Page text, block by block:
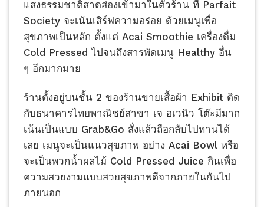
แสงธรรมชาติสาดส่องเข้ามาในตัวร้าน ที่ Parfait
Society จะเน้นเสิร์ฟความอร่อย ด้วยเมนูเพื่อ
สุขภาพเป็นหลัก ตั้งแต่ Acai Smoothie เครื่องดื่ม
Cold Pressed ไปจนถึงสารพัดเมนู Healthy อื่น
ๆ อีกมากมาย
ร้านตั้งอยู่บนชั้น 2 ของร้านขายเสื้อผ้า Exhibit ติด
กับธนาคารไทยพาณิชย์สาขา เจ อเวนิว โต๊ะมีมาก
เน้นเป็นแบบ Grab&Go สั่งแล้วถือกลับไปทานได้
เลย เมนูจะเป็นแนวสุขภาพ อย่าง Acai Bowl หรือ
จะเป็นพวกน้ำผลไม้ Cold Pressed Juice กินเพื่อ
ความสวยงามแบบสวยสุขภาพดีจากภายในกันไป
ภายนอก